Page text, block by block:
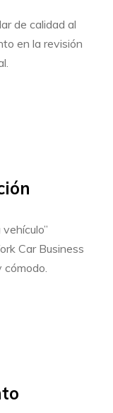
de calidad al
en la revisión
Car Business